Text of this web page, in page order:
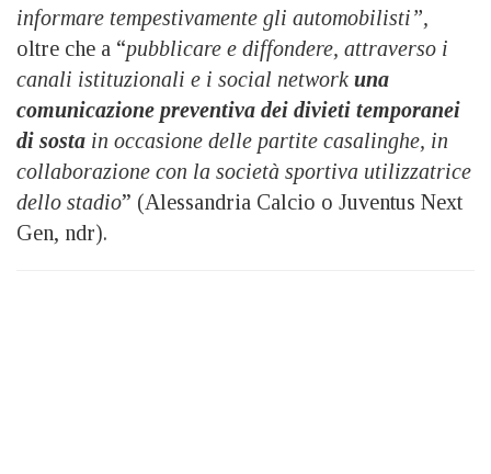
informare tempestivamente gli automobilisti”,
oltre che a “pubblicare e diffondere, attraverso i
canali istituzionali e i social network una
comunicazione preventiva dei divieti temporanei
di sosta in occasione delle partite casalinghe, in
collaborazione con la società sportiva utilizzatrice
dello stadio” (Alessandria Calcio o Juventus Next
Gen, ndr).